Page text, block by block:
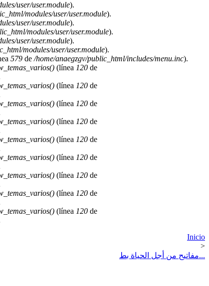
user/user.module).
modules/user/user.module).
user/user.module).
modules/user/user.module).
user/user.module).
modules/user/user.module).
579 de /home/anaegzgv/public_html/includes/menu.inc).
(línea 120de
(línea 120de
(línea 120de
(línea 120de
(línea 120de
(línea 120de
(línea 120de
(línea 120de
(línea 120de
Inicio
>
مفاتيح من أجل الحياة بط...